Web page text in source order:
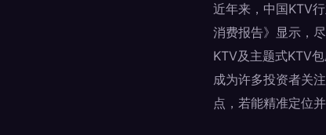
近年来，中国KTV
消费报告》显示，
KTV及主题式KTV
成为许多投资者关
点，若能精准定位